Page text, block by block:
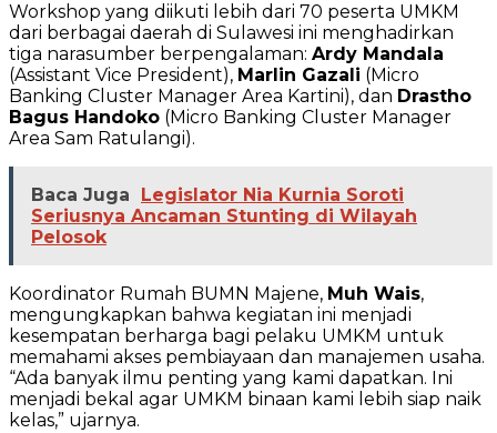
Workshop yang diikuti lebih dari 70 peserta UMKM
dari berbagai daerah di Sulawesi ini menghadirkan
tiga narasumber berpengalaman: Ardy Mandala
(Assistant Vice President), Marlin Gazali (Micro
Banking Cluster Manager Area Kartini), dan Drastho
Bagus Handoko (Micro Banking Cluster Manager
Area Sam Ratulangi).
Baca Juga
Legislator Nia Kurnia Soroti
Seriusnya Ancaman Stunting di Wilayah
Pelosok
Koordinator Rumah BUMN Majene, Muh Wais,
mengungkapkan bahwa kegiatan ini menjadi
kesempatan berharga bagi pelaku UMKM untuk
memahami akses pembiayaan dan manajemen usaha.
“Ada banyak ilmu penting yang kami dapatkan. Ini
menjadi bekal agar UMKM binaan kami lebih siap naik
kelas,” ujarnya.